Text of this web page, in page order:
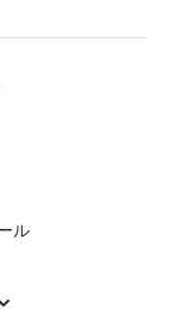
ル